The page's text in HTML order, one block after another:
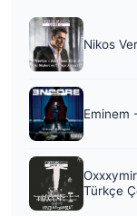
Nikos
Eminem
Türkçe